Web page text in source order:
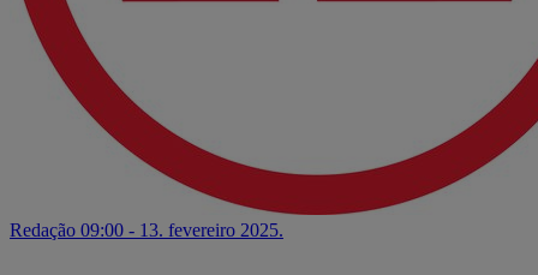
Redação 09:00 - 13. fevereiro 2025.